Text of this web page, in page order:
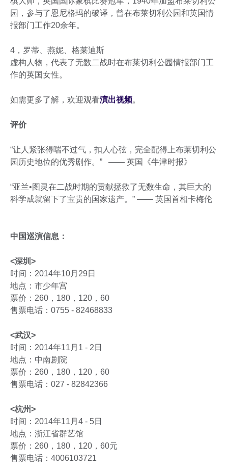
园，参与了恩尼格玛的破译，曾在布莱切利公园和英国情
报部门工作20余年。
4，罗蒂、燕妮、格莱迪斯
虚构人物，代表了无数二战时在布莱切利公园情报部门工
作的英国女性。
如需更多了解，欢迎观看演出视频。
评价
“让人紧张得喘不过气，扣人心弦，完全配得上布莱切利公
园历史地位的优秀剧作。” —— 英国《牛津时报》
“亚兰•图灵在二战时期的贡献拯救了无数生命，其巨大的
科学成就留下了宝贵的国家遗产。” —— 英国首相卡梅伦
中国巡演信息：
<深圳>
时间：2014年10月29日
地点：市少年宫
票价：260，180，120，60
售票电话：0755 - 82468833
<武汉>
时间：2014年11月1 - 2日
地点：中南剧院
票价：260，180，120，60
售票电话：027 - 82842366
<杭州>
时间：2014年11月4 - 5日
地点：浙江省群艺馆
票价：260，180，120，60元
售票电话：4006103721